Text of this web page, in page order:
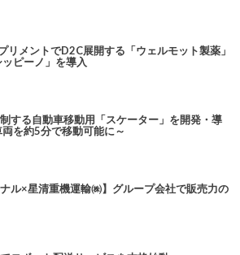
リメントでD2C展開する「ウェルモット製薬」
ピーノ」を導入
する自動車移動用「スケーター」を開発・導
を約5分で移動可能に～
ル×星清重機運輸㈱】グループ会社で販売力の